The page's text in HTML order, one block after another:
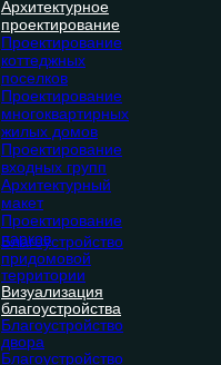
Благоустройство
придомовой
территории
Визуализация
благоустройства
Благоустройство
двора
Благоустройство
Архитектурное
проектирование
Проектирование
коттеджных
поселков
Проектирование
многоквартирных
жилых домов
Проектирование
входных групп
Архитектурный
макет
Проектирование
парков